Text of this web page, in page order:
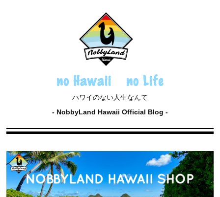
no Hawaii no Life
ハワイのない人生なんて
NobbyLand Hawaii Official Blog